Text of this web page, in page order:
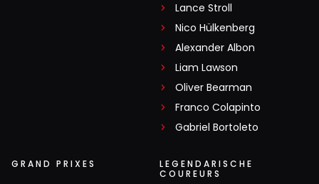
Lance Stroll
Nico Hülkenberg
Alexander Albon
Liam Lawson
Oliver Bearman
Franco Colapinto
Gabriel Bortoleto
GRAND PRIXES
LEGENDARISCHE
COUREURS